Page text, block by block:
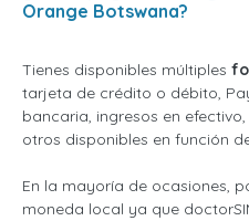
Orange Botswana?
Tienes disponibles múltiples
tarjeta de crédito o débito,
bancaria, ingresos en
otros disponibles en función
En la mayoría de ocasiones,
moneda local ya que